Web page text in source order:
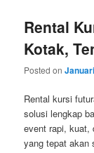
Rental
Kotak,
Posted on
Rental kursi
solusi lengkap
event rapi, kuat,
yang tepat akan